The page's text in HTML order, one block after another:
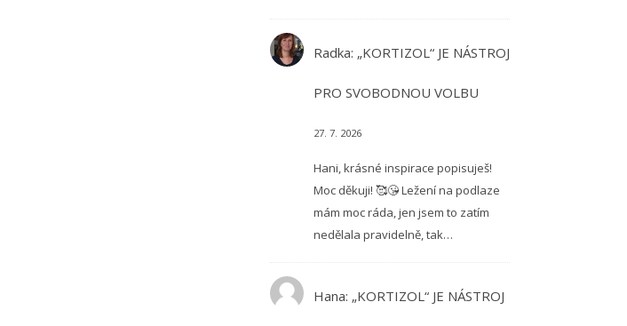
Radka: „KORTIZOL“ JE NÁSTROJ
PRO SVOBODNOU VOLBU
27. 7. 2026
Hani, krásné inspirace popisuješ!
Moc děkuji! 🥰😘 Ležení na podlaze
mám moc ráda, jen jsem to zatím
nedělala pravidelně, tak…
Hana: „KORTIZOL“ JE NÁSTROJ